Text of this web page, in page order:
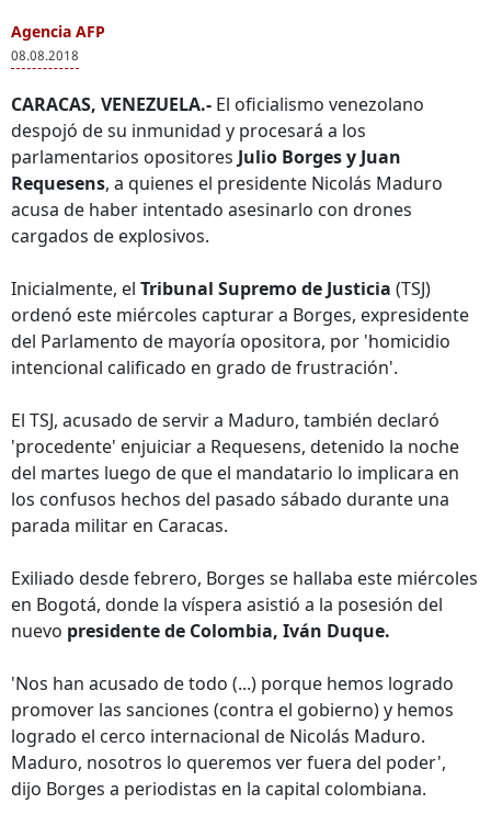
Agencia AFP
08.08.2018
CARACAS, VENEZUELA.- El oficialismo venezolano
despojó de su inmunidad y procesará a los
parlamentarios opositores Julio Borges y Juan
Requesens, a quienes el presidente Nicolás Maduro
acusa de haber intentado asesinarlo con drones
cargados de explosivos.
Inicialmente, el Tribunal Supremo de Justicia (TSJ)
ordenó este miércoles capturar a Borges, expresidente
del Parlamento de mayoría opositora, por 'homicidio
intencional calificado en grado de frustración'.
El TSJ, acusado de servir a Maduro, también declaró
'procedente' enjuiciar a Requesens, detenido la noche
del martes luego de que el mandatario lo implicara en
los confusos hechos del pasado sábado durante una
parada militar en Caracas.
Exiliado desde febrero, Borges se hallaba este miércoles
en Bogotá, donde la víspera asistió a la posesión del
nuevo presidente de Colombia, Iván Duque.
'Nos han acusado de todo (...) porque hemos logrado
promover las sanciones (contra el gobierno) y hemos
logrado el cerco internacional de Nicolás Maduro.
Maduro, nosotros lo queremos ver fuera del poder',
dijo Borges a periodistas en la capital colombiana.